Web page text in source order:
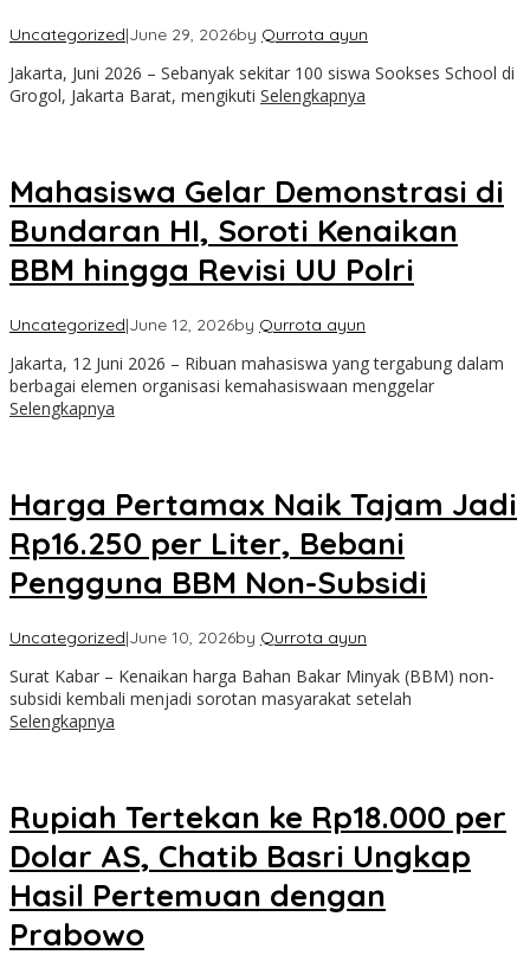
Uncategorized|June 29, 2026by Qurrota ayun
Jakarta, Juni 2026 – Sebanyak sekitar 100 siswa Sookses School di
Grogol, Jakarta Barat, mengikuti Selengkapnya
Mahasiswa Gelar Demonstrasi di
Bundaran HI, Soroti Kenaikan
BBM hingga Revisi UU Polri
Uncategorized|June 12, 2026by Qurrota ayun
Jakarta, 12 Juni 2026 – Ribuan mahasiswa yang tergabung dalam
berbagai elemen organisasi kemahasiswaan menggelar
Selengkapnya
Harga Pertamax Naik Tajam Jadi
Rp16.250 per Liter, Bebani
Pengguna BBM Non-Subsidi
Uncategorized|June 10, 2026by Qurrota ayun
Surat Kabar – Kenaikan harga Bahan Bakar Minyak (BBM) non-
subsidi kembali menjadi sorotan masyarakat setelah
Selengkapnya
Rupiah Tertekan ke Rp18.000 per
Dolar AS, Chatib Basri Ungkap
Hasil Pertemuan dengan
Prabowo